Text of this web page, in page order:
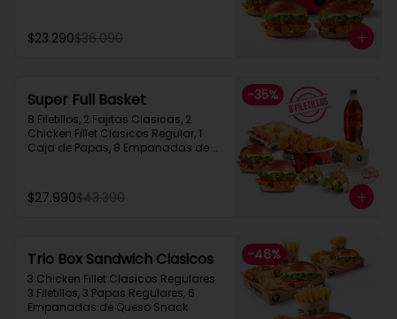
$23.290$36.090
-35%
Super Full Basket
8 Filetillos, 2 Fajitas Clasicas, 2
Chicken Fillet Clasicos Regular, 1
Caja de Papas, 8 Empanadas de
$27.990$43.390
-46%
Trio Box Sandwich Clasicos
3 Chicken Fillet Clasicos Regulares
3 Filetillos, 3 Papas Regulares, 6
Empanadas de Queso Snack